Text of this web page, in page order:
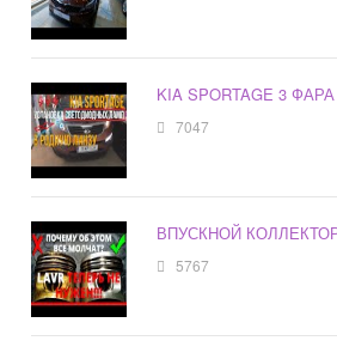
KIA SPORTAGE 3 ФАРА
7047
ВПУСКНОЙ
5767